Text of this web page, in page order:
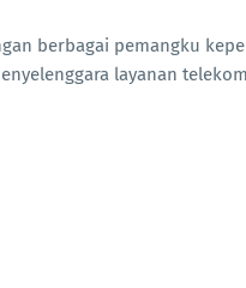
berbagai pemangku
layanan